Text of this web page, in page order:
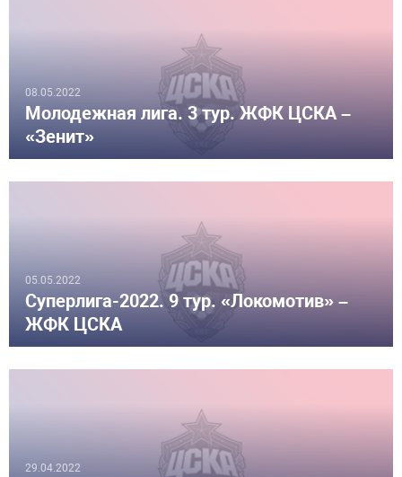
08.05.2022
Молодежная лига. 3 тур. ЖФК ЦСКА –
«Зенит»
05.05.2022
Суперлига-2022. 9 тур. «Локомотив» –
ЖФК ЦСКА
29.04.2022